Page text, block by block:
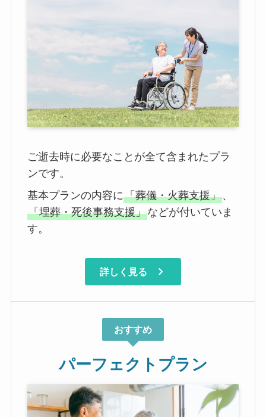
ご逝去時に必要なことが全て含まれたプラ
ンです。
基本プランの内容に「葬儀・火葬支援」、
「埋葬・死後事務支援」などが付いていま
す。
詳しく見る
おすすめ
パーフェクトプラン